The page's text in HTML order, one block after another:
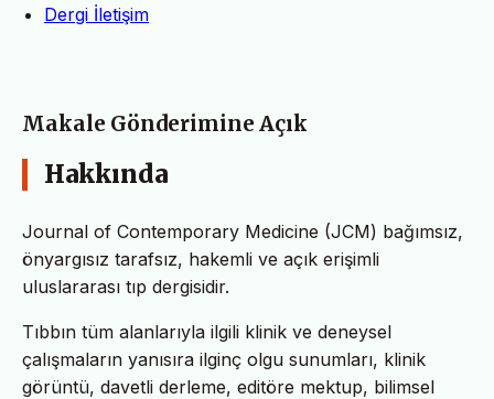
Dergi İletişim
Makale Gönderimine Açık
Hakkında
Journal of Contemporary Medicine (JCM) bağımsız,
önyargısız tarafsız, hakemli ve açık erişimli
uluslararası tıp dergisidir.
Tıbbın tüm alanlarıyla ilgili klinik ve deneysel
çalışmaların yanısıra ilginç olgu sunumları, klinik
görüntü, davetli derleme, editöre mektup, bilimsel